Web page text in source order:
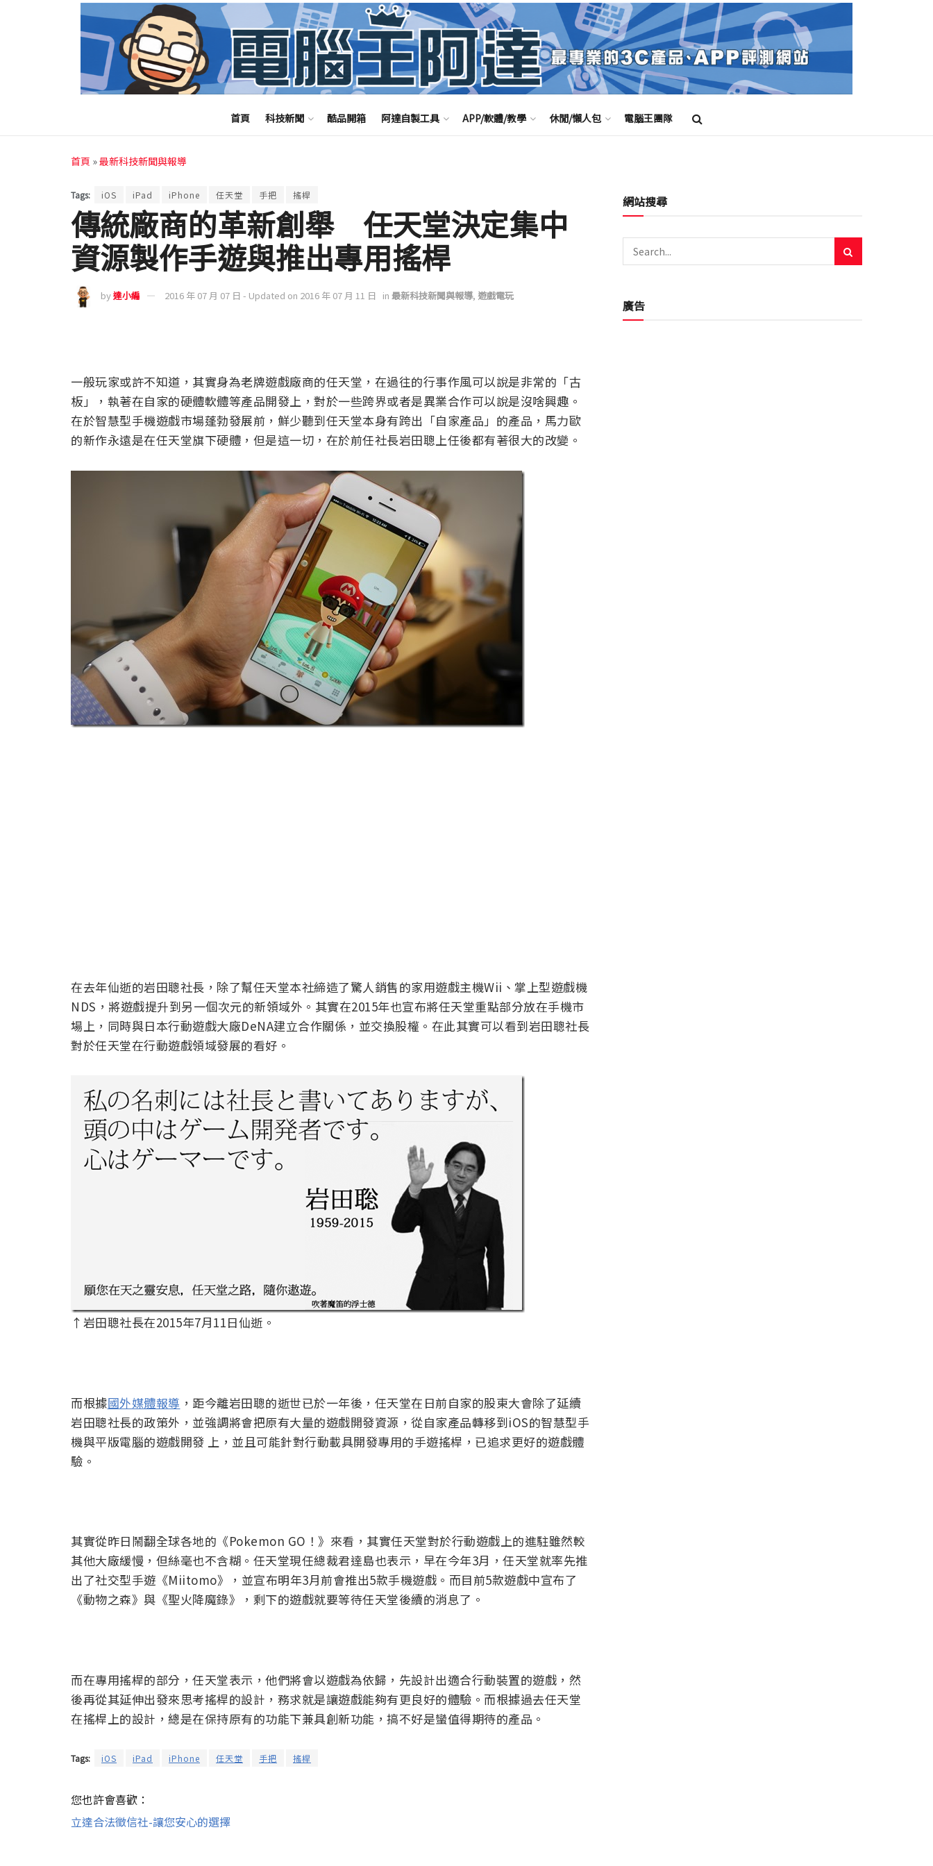
首頁 科技新聞 酷品開箱 阿達自製工具 APP/軟體/教學 休閒/懶人包 電腦王團隊
首頁 »最新科技新聞與報導
Tags: iOS iPad iPhone 任天堂 手把 搖桿
傳統廠商的革新創舉 任天堂決定集中
資源製作手遊與推出專用搖桿
by達小編 2016 年 07 月 07 日 - Updated on 2016 年 07 月 11 日 in 最新科技新聞與報導, 遊戲電玩
一般玩家或許不知道，其實身為老牌遊戲廠商的任天堂，在過往的行事作風可以說是非常的「古
板」，執著在自家的硬體軟體等產品開發上，對於一些跨界或者是異業合作可以說是沒啥興趣。
在於智慧型手機遊戲市場蓬勃發展前，鮮少聽到任天堂本身有跨出「自家產品」的產品，馬力歐
的新作永遠是在任天堂旗下硬體，但是這一切，在於前任社長岩田聰上任後都有著很大的改變。
在去年仙逝的岩田聰社長，除了幫任天堂本社締造了驚人銷售的家用遊戲主機Wii、掌上型遊戲機
NDS，將遊戲提升到另一個次元的新領域外。其實在2015年也宣布將任天堂重點部分放在手機市
場上，同時與日本行動遊戲大廠DeNA建立合作關係，並交換股權。在此其實可以看到岩田聰社長
對於任天堂在行動遊戲領域發展的看好。
↑岩田聰社長在2015年7月11日仙逝。
而根據國外媒體報導 ，距今離岩田聰的逝世已於一年後，任天堂在日前自家的股東大會除了延續
岩田聰社長的政策外，並強調將會把原有大量的遊戲開發資源，從自家產品轉移到iOS的智慧型手
機與平版電腦的遊戲開發 上，並且可能針對行動載具開發專用的手遊搖桿，已追求更好的遊戲體
驗。
其實從昨日鬧翻全球各地的《Pokemon GO！》來看，其實任天堂對於行動遊戲上的進駐雖然較
其他大廠緩慢，但絲毫也不含糊。任天堂現任總裁君達島也表示，早在今年3月，任天堂就率先推
出了社交型手遊《Miitomo》，並宣布明年3月前會推出5款手機遊戲。而目前5款遊戲中宣布了
《動物之森》與《聖火降魔錄》，剩下的遊戲就要等待任天堂後續的消息了。
而在專用搖桿的部分，任天堂表示，他們將會以遊戲為依歸，先設計出適合行動裝置的遊戲，然
後再從其延伸出發來思考搖桿的設計，務求就是讓遊戲能夠有更良好的體驗。而根據過去任天堂
在搖桿上的設計，總是在保持原有的功能下兼具創新功能，搞不好是蠻值得期待的產品。
Tags: iOS iPad iPhone 任天堂 手把 搖桿
您也許會喜歡：
立達合法徵信社-讓您安心的選擇
網站搜尋
廣告